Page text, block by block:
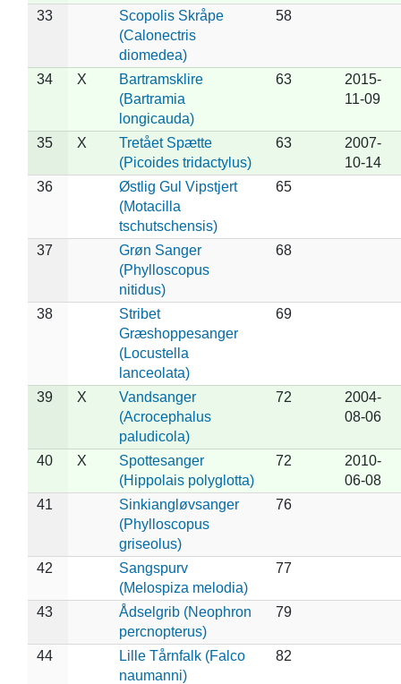
33
Scopolis Skråpe
(Calonectris
diomedea)
58
34 X
Bartramsklire
(Bartramia
longicauda)
63
2015-
11-09
35 X
Tretået Spætte
(Picoides tridactylus)
63
2007-
10-14
36
Østlig Gul Vipstjert
(Motacilla
tschutschensis)
65
37
Grøn Sanger
(Phylloscopus
nitidus)
68
38
Stribet
Græshoppesanger
(Locustella
lanceolata)
69
39 X
Vandsanger
(Acrocephalus
paludicola)
72
2004-
08-06
40 X
Spottesanger
(Hippolais polyglotta)
72
2010-
06-08
41
Sinkiangløvsanger
(Phylloscopus
griseolus)
76
42
Sangspurv
(Melospiza melodia)
77
43
Ådselgrib (Neophron
percnopterus)
79
44
Lille Tårnfalk (Falco
naumanni)
82